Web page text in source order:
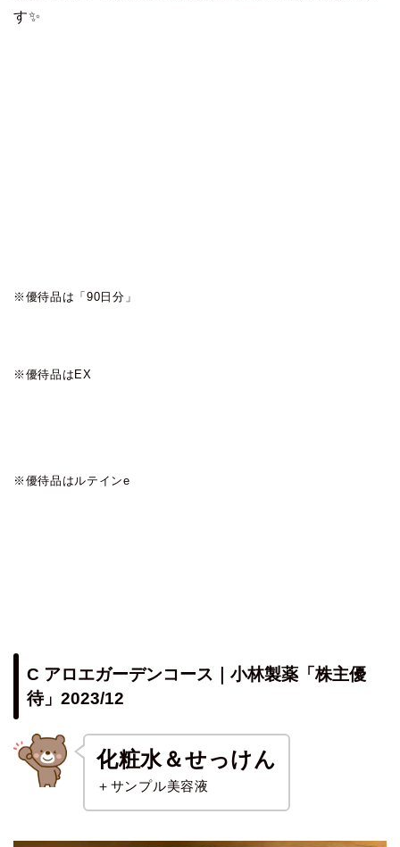
す✨
※優待品は「90日分」
※優待品はEX
※優待品はルテインe
C アロエガーデンコース｜小林製薬「株主優
待」2023/12
化粧水＆せっけん
＋サンプル美容液